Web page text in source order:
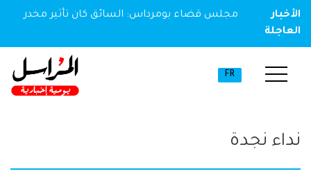
الأخبار
العاجلة
مجلس قضاء بومرداس: السائق كان تأثير مخدر
FR
نداء نجدة